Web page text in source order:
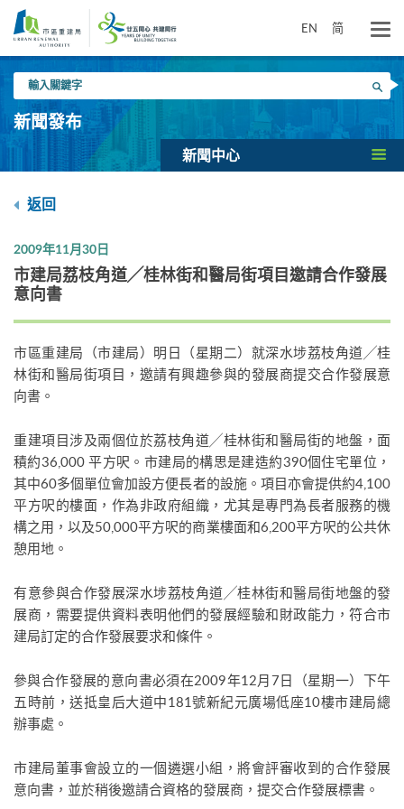
要
EN 简
入
關
鍵
搜尋
新聞發布
新聞中心
返回
2009年11月30日
市建局荔枝角道╱桂林街和醫局街項目邀請合作發展
意向書
市區重建局（市建局）明日（星期二）就深水埗荔枝角道╱桂
林街和醫局街項目，邀請有興趣參與的發展商提交合作發展意
向書。
重建項目涉及兩個位於荔枝角道╱桂林街和醫局街的地盤，面
積約36,000 平方呎。市建局的構思是建造約390個住宅單位，
其中60多個單位會加設方便長者的設施。項目亦會提供約4,100
平方呎的樓面，作為非政府組織，尤其是專門為長者服務的機
構之用，以及50,000平方呎的商業樓面和6,200平方呎的公共休
憩用地。
有意參與合作發展深水埗荔枝角道╱桂林街和醫局街地盤的發
展商，需要提供資料表明他們的發展經驗和財政能力，符合市
建局訂定的合作發展要求和條件。
參與合作發展的意向書必須在2009年12月7日（星期一）下午
五時前，送抵皇后大道中181號新紀元廣場低座10樓市建局總
辦事處。
市建局董事會設立的一個遴選小組，將會評審收到的合作發展
意向書，並於稍後邀請合資格的發展商，提交合作發展標書。